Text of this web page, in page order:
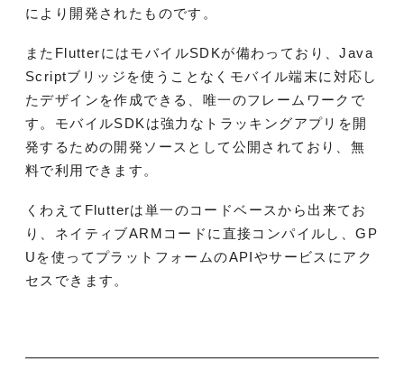
により開発されたものです。
またFlutterにはモバイルSDKが備わっており、Java
Scriptブリッジを使うことなくモバイル端末に対応し
たデザインを作成できる、唯一のフレームワークで
す。モバイルSDKは強力なトラッキングアプリを開
発するための開発ソースとして公開されており、無
料で利用できます。
くわえてFlutterは単一のコードベースから出来てお
り、ネイティブARMコードに直接コンパイルし、GP
Uを使ってプラットフォームのAPIやサービスにアク
セスできます。